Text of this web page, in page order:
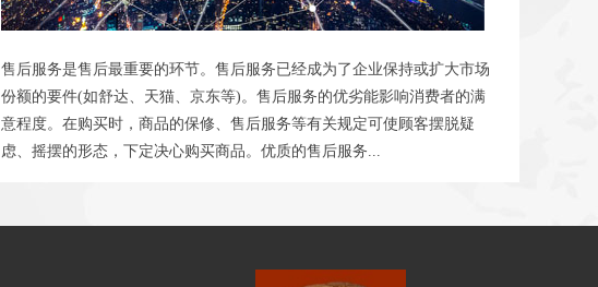
售后服务是售后最重要的环节。售后服务已经成为了企业保持或扩大市场
份额的要件(如舒达、天猫、京东等)。售后服务的优劣能影响消费者的满
意程度。在购买时，商品的保修、售后服务等有关规定可使顾客摆脱疑
虑、摇摆的形态，下定决心购买商品。优质的售后服务...